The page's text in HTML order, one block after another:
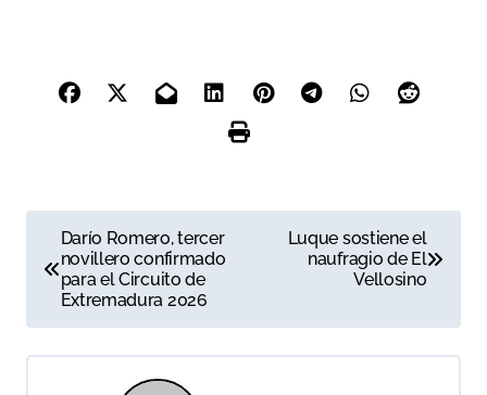
a
v
e
Darío Romero, tercer
novillero confirmado
para el Circuito de
Extremadura 2026
Luque sostiene el
naufragio de El
Vellosino